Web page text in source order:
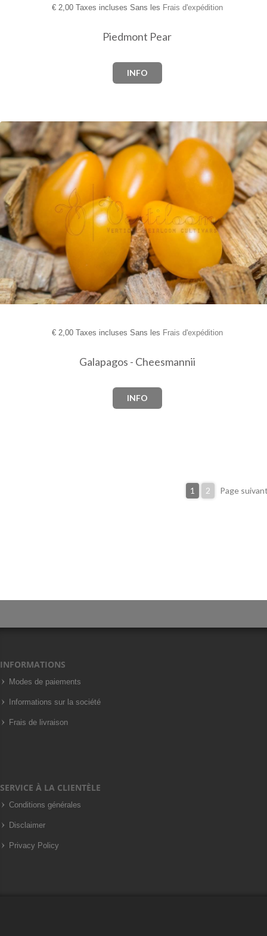
€2,00 Taxes incluses Sans les Frais d'expédition
Piedmont Pear
INFO
€2,00 Taxes incluses Sans les Frais d'expédition
Galapagos - Cheesmannii
INFO
1 2 Page
INFORMATIONS
Modes de paiements
Informations sur la société
Frais de livraison
SERVICE À LA CLIENTÈLE
Conditions générales
Disclaimer
Privacy Policy